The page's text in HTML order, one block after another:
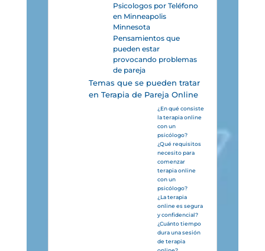
Psicologos por Teléfono
en Minneapolis
Minnesota
Pensamientos que
pueden estar
provocando problemas
de pareja
Temas que se pueden tratar
en Terapia de Pareja Online
¿En qué consiste
la terapia online
con un
psicólogo?
¿Qué requisitos
necesito para
comenzar
terapia online
con un
psicólogo?
¿La terapia
online es segura
y confidencial?
¿Cuánto tiempo
dura una sesión
de terapia